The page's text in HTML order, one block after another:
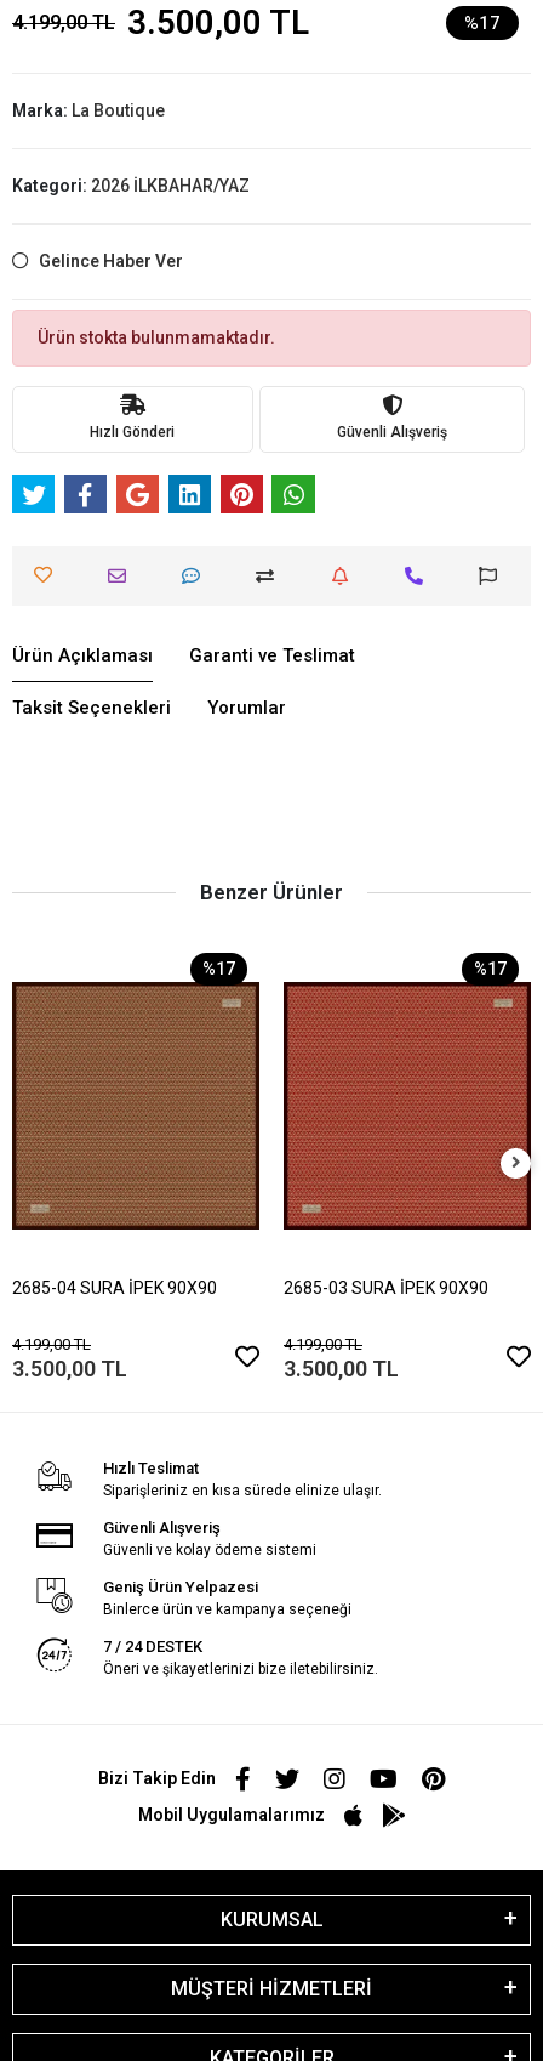
4.199,00 TL 3.500,00 TL %17
Marka: La Boutique
Kategori: 2026 İLKBAHAR/YAZ
Gelince Haber Ver
Ürün stokta bulunmamaktadır.
Hızlı Gönderi Güvenli Alışveriş
Ürün Açıklaması Garanti ve Teslimat
Taksit Seçenekleri Yorumlar
Benzer Ürünler
%17
2685-04 SURA İPEK 90X90
4.199,00 TL
3.500,00 TL
%17
2685-03 SURA İPEK 90X90
4.199,00 TL
3.500,00 TL
Hızlı Teslimat
Siparişleriniz en kısa sürede elinize ulaşır.
Güvenli Alışveriş
Güvenli ve kolay ödeme sistemi
Geniş Ürün Yelpazesi
Binlerce ürün ve kampanya seçeneği
7 / 24 DESTEK
Öneri ve şikayetlerinizi bize iletebilirsiniz.
Bizi Takip Edin
Mobil Uygulamalarımız
KURUMSAL
MÜŞTERİ HİZMETLERİ